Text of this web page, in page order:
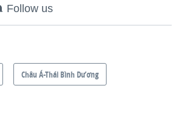
Follow us
Châu Á-Thái Bình Dương